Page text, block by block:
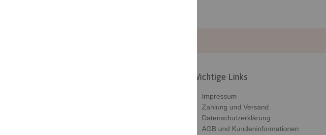
Wichtige Links
Impressum
Zahlung und Versand
Datenschutzerklärung
AGB und Kundeninformationen